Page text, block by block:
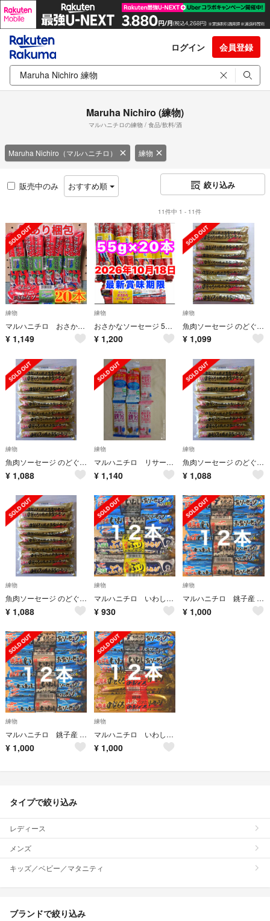
ログイン 会員登録
Maruha Nichiro (練物)
マルハニチロの練物 / 食品/飲料/酒
Maruha Nichiro（マルハニチロ） 練物
販売中のみ おすすめ順 絞り込み
11件中 1 - 11件
練物
マルハニチロ おさかなソーセージ 魚肉ソーセージ 65gⅩ20本 【訳あり梱包】
¥ 1,149
練物
おさかなソーセージ 55g×20 魚肉ソーセージ フィッシュソーセージ おつまみ
¥ 1,200
練物
魚肉ソーセージ のどぐろ マルハニチロ おさかなソーセージ
¥ 1,099
練物
魚肉ソーセージ のどぐろ マルハニチロ おさかなソーセージ
¥ 1,088
練物
マルハニチロ リサーラソーセージ＋鉄分ソーセージ＋おはだのごちそうソーセージ
¥ 1,140
練物
魚肉ソーセージ のどぐろ マルハニチロ おさかなソーセージ
¥ 1,088
練物
魚肉ソーセージ のどぐろ マルハニチロ おさかなソーセージ
¥ 1,088
練物
マルハニチロ いわし・ぶりを使ったお魚ソーセージ １２本セット
¥ 930
練物
マルハニチロ 銚子産 いわしを使ったお魚ソーセージ １２本セット
¥ 1,000
練物
マルハニチロ 銚子産 いわしを使ったお魚ソーセージ １２本セット
¥ 1,000
練物
マルハニチロ いわし・のどぐろを使ったお魚ソーセージ １２本セット
¥ 1,000
タイプで絞り込み
レディース
メンズ
キッズ／ベビー／マタニティ
ブランドで絞り込み